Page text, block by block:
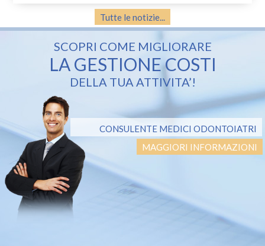
Tutte le notizie...
SCOPRI COME MIGLIORARE
LA GESTIONE COSTI
DELLA TUA ATTIVITA’!
CONSULENTE MEDICI ODONTOIATRI
MAGGIORI INFORMAZIONI